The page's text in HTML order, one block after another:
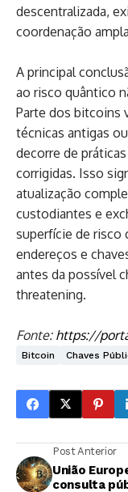
descentralizada,
coordenação
A principal
ao risco quântico
Parte dos bitcoins
técnicas antigas
decorre de
corrigidas. Isso
atualização
custodiantes e
superfície de risco
endereços e
antes da possível
threatening.
Fonte: https://
Bitcoin Chaves
Post Anterior
União
consulta